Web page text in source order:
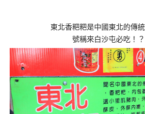
東北香粑粑是中國東北的傳統
號稱來白沙屯必吃！？